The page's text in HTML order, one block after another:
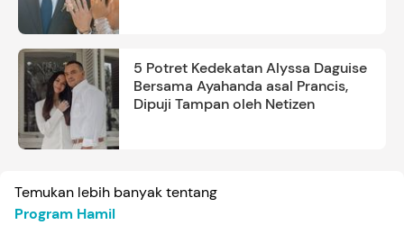
5 Potret Kedekatan Alyssa Daguise
Bersama Ayahanda asal Prancis,
Dipuji Tampan oleh Netizen
Temukan lebih banyak tentang
Program Hamil